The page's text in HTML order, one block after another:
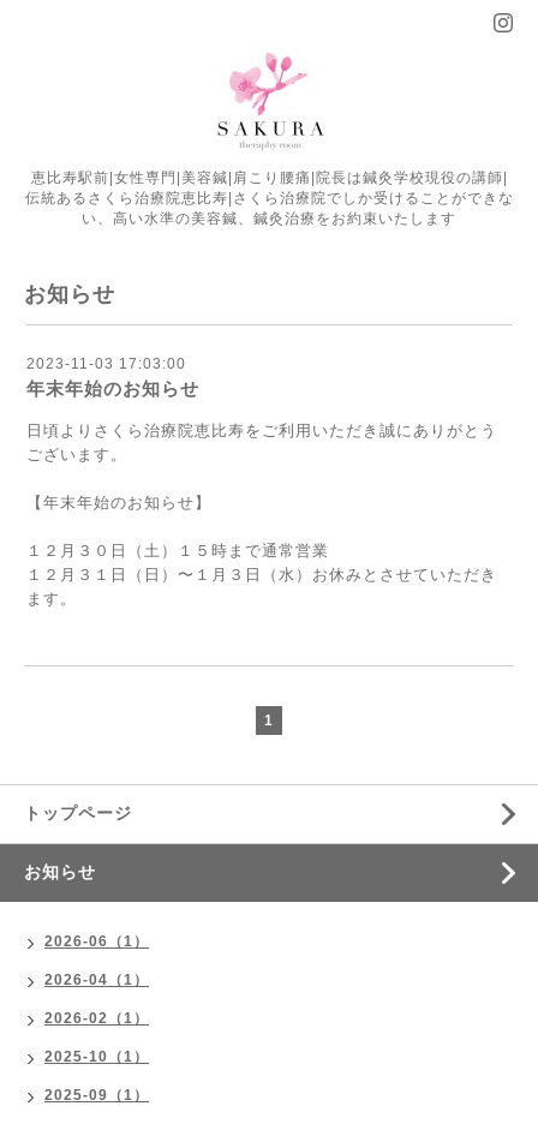
恵比寿駅前|女性専門|美容鍼|肩こり腰痛|院長は鍼灸学校現役の講師|
伝統あるさくら治療院恵比寿|さくら治療院でしか受けることができな
い、高い水準の美容鍼、鍼灸治療をお約束いたします
お知らせ
2023-11-03 17:03:00
年末年始のお知らせ
日頃よりさくら治療院恵比寿をご利用いただき誠にありがとう
ございます。
【年末年始のお知らせ】
１２月３０日（土）１５時まで通常営業
１２月３１日（日）〜１月３日（水）お休みとさせていただき
ます。
1
トップページ
お知らせ
2026-06（1）
2026-04（1）
2026-02（1）
2025-10（1）
2025-09（1）